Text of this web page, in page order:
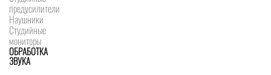
предусилители
Наушники
Студийные
мониторы
ОБРАБОТКА
ЗВУКА